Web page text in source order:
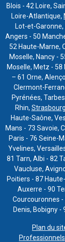
Blois - 42 Loire,
Loire-Atlantique,
Lot-et-
Angers - 50
52 Haute-Marne,
Moselle, Nancy -
Moselle, Metz - 58
– 61 Orne,
Clermont-
Pyrénées,
Rhin, Strasbourg
Haute-Saône,
Mans - 73 Savoie,
Paris - 76 Seine-
Yvelines,
81 Tarn, Albi - 82
Vaucluse,
Poitiers - 87
Auxerre - 90
Courcouronnes
Denis, Bobigny -
Plan du
Professionnels